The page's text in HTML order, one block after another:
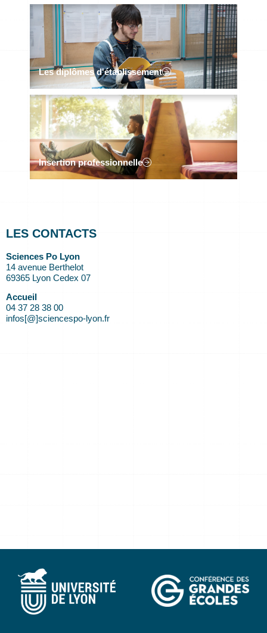
Les diplômes d'établissement
Insertion professionnelle
LES CONTACTS
Sciences Po Lyon
14 avenue Berthelot
69365 Lyon Cedex 07
Accueil
04 37 28 38 00
infos[@]sciencespo-lyon.fr